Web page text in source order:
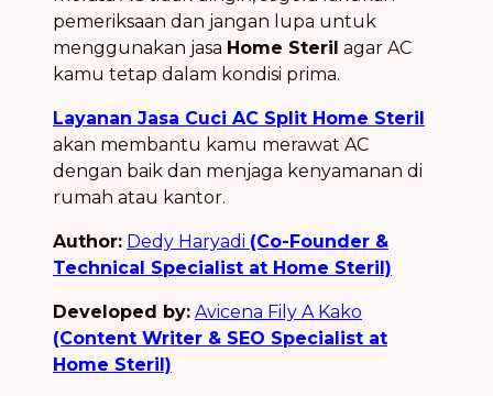
pemeriksaan dan jangan lupa untuk
menggunakan jasa Home Steril agar AC
kamu tetap dalam kondisi prima.
Layanan Jasa Cuci AC Split Home Steril
akan membantu kamu merawat AC
dengan baik dan menjaga kenyamanan di
rumah atau kantor.
Author: Dedy Haryadi (Co-Founder &
Technical Specialist at Home Steril)
Developed by: Avicena Fily A Kako
(Content Writer & SEO Specialist at
Home Steril)